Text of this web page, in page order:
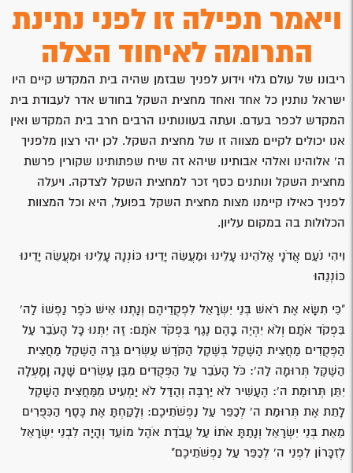
ויאמר תפילה זו לפני נתינת
התרומה לאיחוד הצלה
ריבונו של עולם גלוי וידוע לפניך שבזמן שהיה בית המקדש קיים היו
ישראל נותנין כל אחד ואחד מחצית השקל בחודש אדר לעבודת בית
המקדש לכפר בעדם. ועתה בעוונותינו הרבים חרב בית המקדש ואין
אנו יכולים לקיים מצווה זו של מחצית השקל. לכן יהי רצון מלפניך
ה' אלוהינו ואלהי אבותינו שיהא זה שיח שפתותינו שקורין פרשת
מחצית השקל ונותנים כסף זכר למחצית השקל לצדקה. ויעלה
לפניך כאילו קיימנו מצות מחצית השקל בפועל, היא וכל המצוות
הכלולות בה במקום עליון.
וִיהִי נֹעַם אֲדֹנָי אֱלֹהֵינוּ עָלֵינוּ וּמַעֲשֵׂה יָדֵינוּ כּוֹנְנָה עָלֵינוּ וּמַעֲשֵׂה יָדֵינוּ
כּוֹנְנֵהוּ
"כִּי תִשָּׂא אֶת רֹאשׁ בְּנֵי יִשְׂרָאֵל לִפְקֻדֵיהֶם וְנָתְנוּ אִישׁ כֹּפֶר נַפְשׁוֹ לַה'
בִּפְקֹד אֹתָם וְלֹא יִהְיֶה בָהֶם נֶגֶף בִּפְקֹד אֹתָם: זֶה יִתְּנוּ כָּל הָעֹבֵר עַל
הַפְּקֻדִים מַחֲצִית הַשֶּׁקֶל בְּשֶׁקֶל הַקֹּדֶשׁ עֶשְׂרִים גֵּרָה הַשֶּׁקֶל מַחֲצִית
הַשֶּׁקֶל תְּרוּמָה לַה': כֹּל הָעֹבֵר עַל הַפְּקֻדִים מִבֶּן עֶשְׂרִים שָׁנָה וָמָעְלָה
יִתֵּן תְּרוּמַת ה': הֶעָשִׁיר לֹא יַרְבֶּה וְהַדַּל לֹא יַמְעִיט מִמַּחֲצִית הַשָּׁקֶל
לָתֵת אֶת תְּרוּמַת ה' לְכַפֵּר עַל נַפְשֹׁתֵיכֶם: וְלָקַחְתָּ אֶת כֶּסֶף הַכִּפֻּרִים
מֵאֵת בְּנֵי יִשְׂרָאֵל וְנָתַתָּ אֹתוֹ עַל עֲבֹדַת אֹהֶל מוֹעֵד וְהָיָה לִבְנֵי יִשְׂרָאֵל
לְזִכָּרוֹן לִפְנֵי ה' לְכַפֵּר עַל נַפְשֹׁתֵיכֶם"